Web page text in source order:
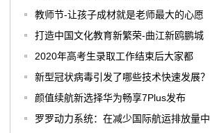
教师节-让孩子成材就是老师最大的心愿
打造中国文化教育新繁荣-曲江新鸥鹏城
2020年高考生录取工作结束后大家都
新型冠状病毒引发了哪些技术快速发展？
颜值续航新选择华为畅享7Plus发布
罗罗动力系统：在减少国际航运排放量中